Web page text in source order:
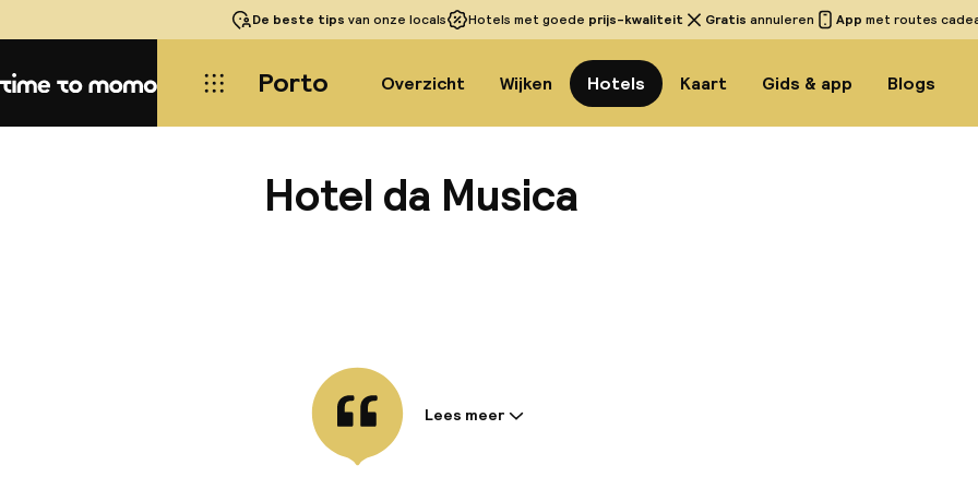
De beste tips van onze locals Hotels met goede prijs-kwaliteit Gratis annuleren App met routes
Home Porto Overzicht Wijken Hotels Kaart Gids & app Blogs
Hotel da Musica
Informatie gedeeld door de accommodatie:
Lees meer